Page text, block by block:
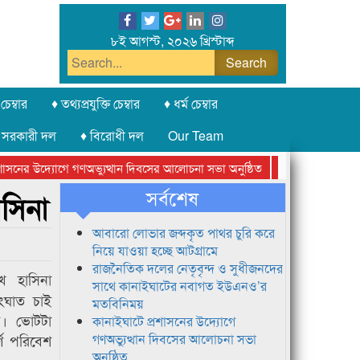
৮ই আগস্ট, ২০২৬ খ্রিস্টাব্দ
♦ তথ্যপ্রযুক্তি চেম্বার
♦ ধর্ম চেম্বার
দল ♦ বিরোধী দল
Our Team
উদ্যোগে গণঅভ্যুত্থান দিবসের আলোচনা সভা অনুষ্ঠিত
সিলেট অনলাইন
হাসিনা
চাই
ভোটটা
পরিবেশ
সর্বশেষ
আবারো লোভার জব্দকৃত পাথর চুরি করে
নিয়ে যাওয়া হচ্ছে আটগ্রামে
রাজনৈতিক দলের নেতৃবৃন্দ ও সুধীজনদের
সাথে কানাইঘাটের নবাগত ইউএনও’র
মতবিনিময়
কানাইঘাটে প্রশাসনের উদ্যোগে
গণঅভ্যুত্থান দিবসের আলোচনা সভা